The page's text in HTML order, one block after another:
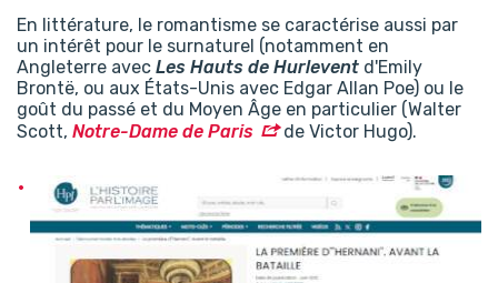
En littérature, le romantisme se caractérise aussi par
un intérêt pour le surnaturel (notamment en
Angleterre avec Les Hauts de Hurlevent d'Emily
Brontë, ou aux États-Unis avec Edgar Allan Poe) ou le
goût du passé et du Moyen Âge en particulier (Walter
Scott, Notre-Dame de Paris de Victor Hugo).